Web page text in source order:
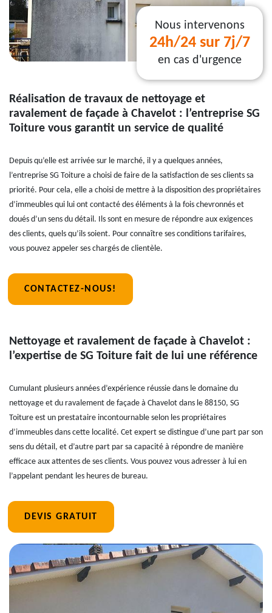
Nous intervenons
24h/24 sur 7j/7
en cas d'urgence
Réalisation de travaux de nettoyage et
ravalement de façade à Chavelot : l’entreprise SG
Toiture vous garantit un service de qualité
Depuis qu’elle est arrivée sur le marché, il y a quelques années,
l’entreprise SG Toiture a choisi de faire de la satisfaction de ses clients sa
priorité. Pour cela, elle a choisi de mettre à la disposition des propriétaires
d’immeubles qui lui ont contacté des éléments à la fois chevronnés et
doués d’un sens du détail. Ils sont en mesure de répondre aux exigences
des clients, quels qu’ils soient. Pour connaître ses conditions tarifaires,
vous pouvez appeler ses chargés de clientèle.
CONTACTEZ-NOUS!
Nettoyage et ravalement de façade à Chavelot :
l’expertise de SG Toiture fait de lui une référence
Cumulant plusieurs années d’expérience réussie dans le domaine du
nettoyage et du ravalement de façade à Chavelot dans le 88150, SG
Toiture est un prestataire incontournable selon les propriétaires
d’immeubles dans cette localité. Cet expert se distingue d’une part par son
sens du détail, et d’autre part par sa capacité à répondre de manière
efficace aux attentes de ses clients. Vous pouvez vous adresser à lui en
l’appelant pendant les heures de bureau.
DEVIS GRATUIT